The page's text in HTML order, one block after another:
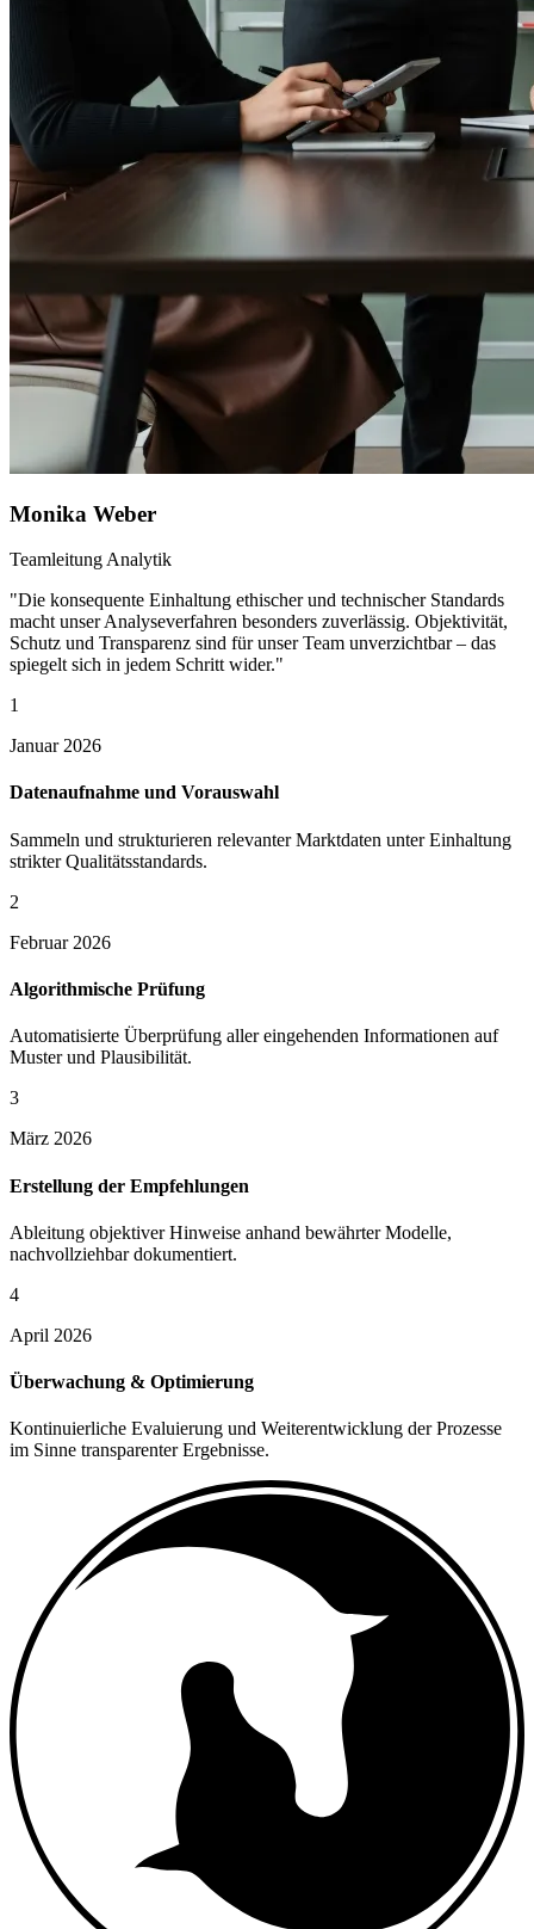
Monika Weber
Teamleitung Analytik
"Die konsequente Einhaltung ethischer und technischer Standards
macht unser Analyseverfahren besonders zuverlässig. Objektivität,
Schutz und Transparenz sind für unser Team unverzichtbar – das
spiegelt sich in jedem Schritt wider."
1
Januar 2026
Datenaufnahme und Vorauswahl
Sammeln und strukturieren relevanter Marktdaten unter Einhaltung
strikter Qualitätsstandards.
2
Februar 2026
Algorithmische Prüfung
Automatisierte Überprüfung aller eingehenden Informationen auf
Muster und Plausibilität.
3
März 2026
Erstellung der Empfehlungen
Ableitung objektiver Hinweise anhand bewährter Modelle,
nachvollziehbar dokumentiert.
4
April 2026
Überwachung & Optimierung
Kontinuierliche Evaluierung und Weiterentwicklung der Prozesse
im Sinne transparenter Ergebnisse.